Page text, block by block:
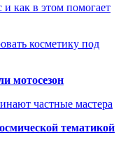
и как в этом помогает
косметику под
мотосезон
частные мастера
тематикой